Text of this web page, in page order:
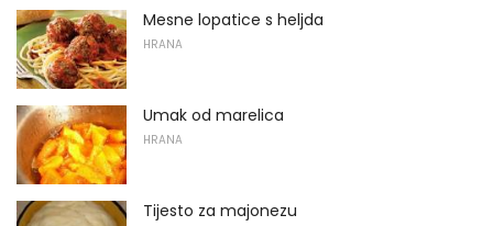
Mesne lopatice s heljda
HRANA
Umak od marelica
HRANA
Tijesto za majonezu